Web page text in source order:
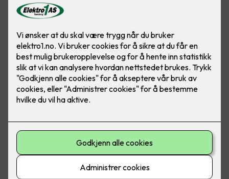
for det elektriske anlegget
Boligen er sannsynligvis den største investeringen du har, og
det er viktig for deg og dine at den har et sikkert, pålitelig og
komfortabelt elektrisk anlegg.